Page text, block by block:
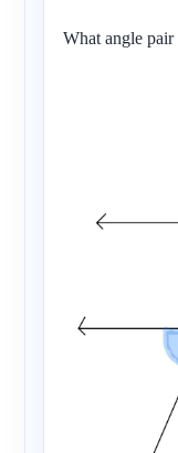
What angle pair